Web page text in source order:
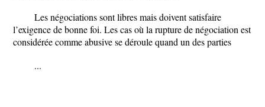
Les négociations sont libres mais doivent satisfaire
l’exigence de bonne foi. Les cas où la rupture de négociation est
considérée comme abusive se déroule quand un des parties
...